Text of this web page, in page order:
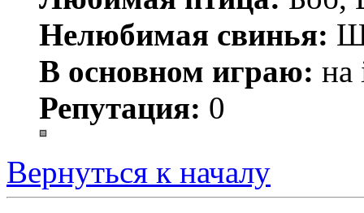
Нелюбимая свинья:
В основном играю: на
Репутация: 0
Вернуться к началу